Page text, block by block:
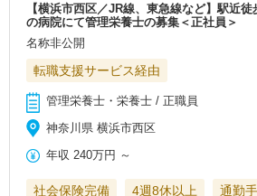
【横浜市西区／JR線、東急線など】駅近
の病院にて管理栄養士の募集＜正社員＞
名称非公開
転職支援サービス経由
管理栄養士・栄養士 / 正職員
神奈川県 横浜市西区
年収 240万円 ～
社会保険完備 4週8休以上
通勤